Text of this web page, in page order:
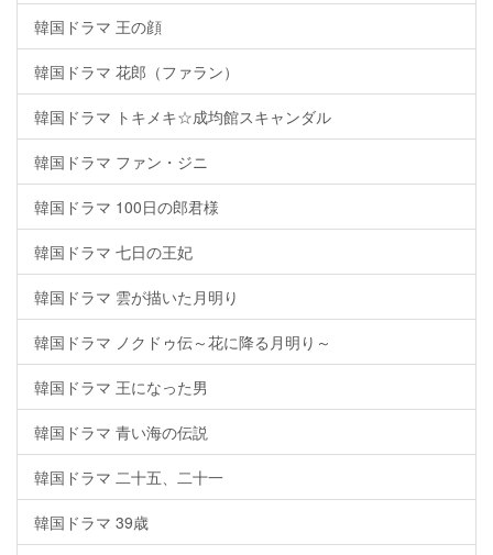
韓国ドラマ 王の顔
韓国ドラマ 花郎（ファラン）
韓国ドラマ トキメキ☆成均館スキャンダル
韓国ドラマ ファン・ジニ
韓国ドラマ 100日の郎君様
韓国ドラマ 七日の王妃
韓国ドラマ 雲が描いた月明り
韓国ドラマ ノクドゥ伝～花に降る月明り～
韓国ドラマ 王になった男
韓国ドラマ 青い海の伝説
韓国ドラマ 二十五、二十一
韓国ドラマ 39歳